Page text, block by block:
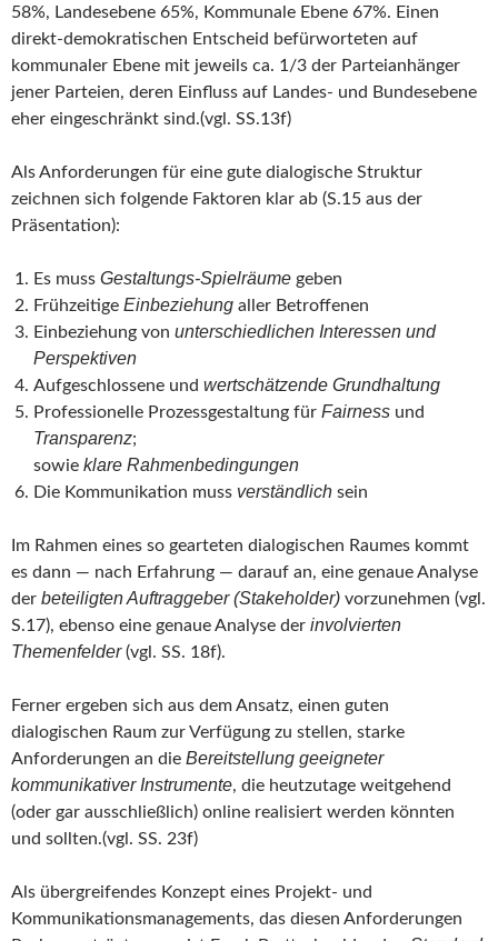
58%, Landesebene 65%, Kommunale Ebene 67%. Einen
direkt-demokratischen Entscheid befürworteten auf
kommunaler Ebene mit jeweils ca. 1/3 der Parteianhänger
jener Parteien, deren Einfluss auf Landes- und Bundesebene
eher eingeschränkt sind.(vgl. SS.13f)
Als Anforderungen für eine gute dialogische Struktur
zeichnen sich folgende Faktoren klar ab (S.15 aus der
Präsentation):
Es muss Gestaltungs-Spielräume geben
Frühzeitige Einbeziehung aller Betroffenen
Einbeziehung von unterschiedlichen Interessen und
Perspektiven
Aufgeschlossene und wertschätzende Grundhaltung
Professionelle Prozessgestaltung für Fairness und
Transparenz;
sowie klare Rahmenbedingungen
Die Kommunikation muss verständlich sein
Im Rahmen eines so gearteten dialogischen Raumes kommt
es dann — nach Erfahrung — darauf an, eine genaue Analyse
der beteiligten Auftraggeber (Stakeholder) vorzunehmen (vgl.
S.17), ebenso eine genaue Analyse der involvierten
Themenfelder(vgl. SS. 18f).
Ferner ergeben sich aus dem Ansatz, einen guten
dialogischen Raum zur Verfügung zu stellen, starke
Anforderungen an die Bereitstellung geeigneter
kommunikativer Instrumente, die heutzutage weitgehend
(oder gar ausschließlich) online realisiert werden könnten
und sollten.(vgl. SS. 23f)
Als übergreifendes Konzept eines Projekt- und
Kommunikationsmanagements, das diesen Anforderungen